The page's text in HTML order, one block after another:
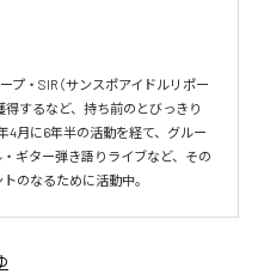
プ・SIR（サンスポアイドルリポー
するなど、持ち前のとびっきり
4月に6年半の活動を経て、グルー
ギター弾き語りライブなど、その
のなるために活動中。